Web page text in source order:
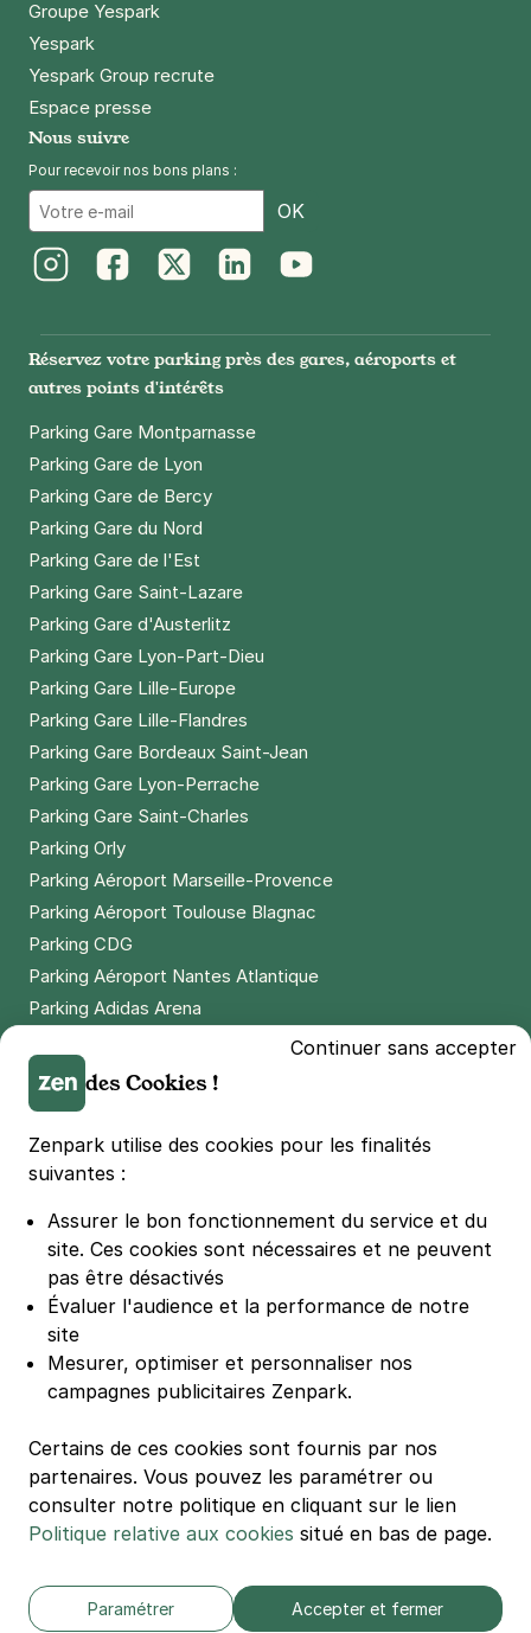
Groupe Yespark
Yespark
Yespark Group recrute
Espace presse
Nous suivre
Pour recevoir nos bons plans :
OK
Réservez votre parking près des gares, aéroports et
autres points d'intérêts
Parking Gare Montparnasse
Parking Gare de Lyon
Parking Gare de Bercy
Parking Gare du Nord
Parking Gare de l'Est
Parking Gare Saint-Lazare
Parking Gare d'Austerlitz
Parking Gare Lyon-Part-Dieu
Parking Gare Lille-Europe
Parking Gare Lille-Flandres
Parking Gare Bordeaux Saint-Jean
Parking Gare Lyon-Perrache
Parking Gare Saint-Charles
Parking Orly
Parking Aéroport Marseille-Provence
Parking Aéroport Toulouse Blagnac
Parking CDG
Parking Aéroport Nantes Atlantique
Parking Adidas Arena
Parking LDLC Arena
Parking Stade Pierre Mauroy
Parking Groupama Stadium
Parking Vélodrome
Parking Bercy
Parking La Défense Arena
Parking Les 4 temps
Parking Nation
Parking Porte de Versailles
Parking Lille Grand Palais
Parking Casino Barrière Lille
🌍 Passer de 130 à 110 km/h sur autoroute réduit votre
© Zenpark 2012 - 2026 - Tous droits réservés - Fabriqué avec soin à
Rennes et Paris
Continuer sans accepter
des Cookies !
Zenpark utilise des cookies pour les finalités
suivantes :
Assurer le bon fonctionnement du service et du
site. Ces cookies sont nécessaires et ne peuvent
pas être désactivés
Évaluer l'audience et la performance de notre
site
Mesurer, optimiser et personnaliser nos
campagnes publicitaires Zenpark.
Certains de ces cookies sont fournis par nos
partenaires. Vous pouvez les paramétrer ou
consulter notre politique en cliquant sur le lien
Politique relative aux cookies situé en bas de page.
Paramétrer Accepter et fermer